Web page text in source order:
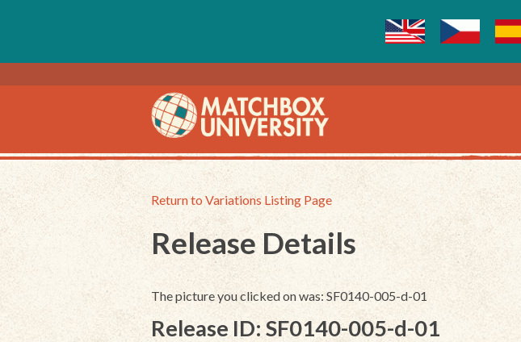
Return to Variations Listing Page
Release Details
The picture you clicked on was: SF0140-005-d-01
Release ID: SF0140-005-d-01